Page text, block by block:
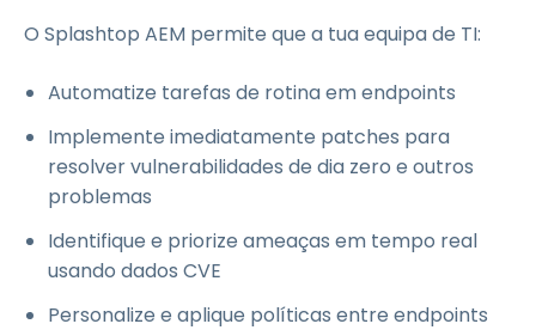
O Splashtop AEM permite que a tua equipa de TI:
Automatize tarefas de rotina em endpoints
Implemente imediatamente patches para
resolver vulnerabilidades de dia zero e outros
problemas
Identifique e priorize ameaças em tempo real
usando dados CVE
Personalize e aplique políticas entre endpoints